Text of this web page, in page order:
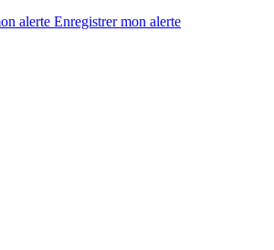
alerte Enregistrermon alerte